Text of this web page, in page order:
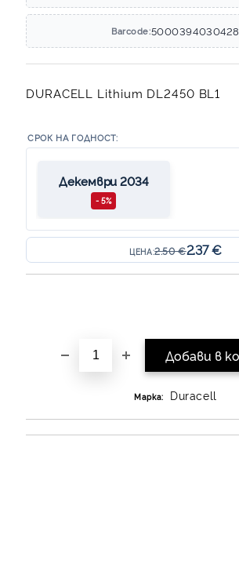
Barcode:5000394030428
DURACELL Lithium DL2450 BL1
СРОК НА ГОДНОСТ:
Декември 2034
- 5%
ЦЕНА:2.50 €2.37 €
Марка: Duracell